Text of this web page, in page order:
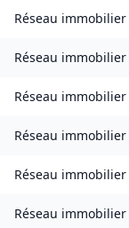
Réseau immobilier
Réseau immobilier
Réseau immobilier
Réseau immobilier
Réseau immobilier
Réseau immobilier